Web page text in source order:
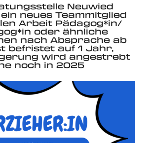
Neuwied
neues Teammitglied
Arbeit Pädagog*in/
oder ähnliche
nach Absprache ab
befristet auf 1 Jahr,
wird angestrebt
noch in 2025